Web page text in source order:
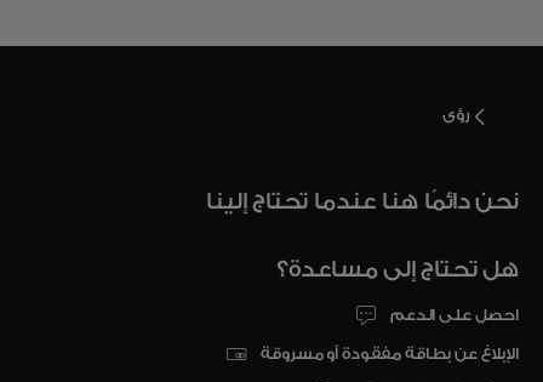
رؤى
نحن دائمًا هنا عندما تحتاج إلينا
هل تحتاج إلى مساعدة؟
احصل على الدعم
الإبلاغ عن بطاقة مفقودة أو مسروقة